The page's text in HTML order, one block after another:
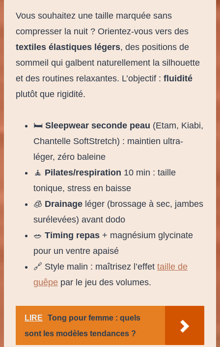
Vous souhaitez une taille marquée sans
compresser la nuit ? Orientez-vous vers des
textiles élastiques légers, des positions de
sommeil qui galbent naturellement la silhouette
et des routines relaxantes. L’objectif : fluidité
plutôt que rigidité.
🛏️ Sleepwear seconde peau (Etam, Kiabi,
Chantelle SoftStretch) : maintien ultra-
léger, zéro baleine
🧘 Pilates/respiration 10 min : taille
tonique, stress en baisse
🧊 Drainage léger (brossage à sec, jambes
surélevées) avant dodo
🥗 Timing repas + magnésium glycinate
pour un ventre apaisé
🔗 Style malin : maîtrisez l’effet taille de
guêpe par le jeu des volumes.
LIRE
Tong pour femme : quels
sont les modèles tendances ?